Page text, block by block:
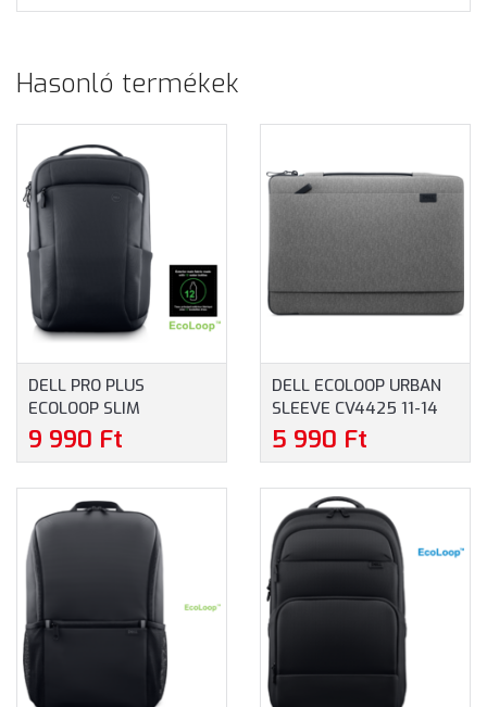
Hasonló termékek
DELL PRO PLUS
ECOLOOP SLIM
BACKPACK NOTEBOOK
HÁTIZSÁK (460-BDQP) -
NOTEBOOKOKHOZ -
FEKETE SZÍNBEN
9 990 Ft
DELL ECOLOOP URBAN
SLEEVE CV4425 11-14
NOTEBOOKTÁSKA (460-
BDWQ) - MAXIMUM 14"
NOTEBOOKOKHOZ,
SZÜRKE SZÍNBEN
5 990 Ft